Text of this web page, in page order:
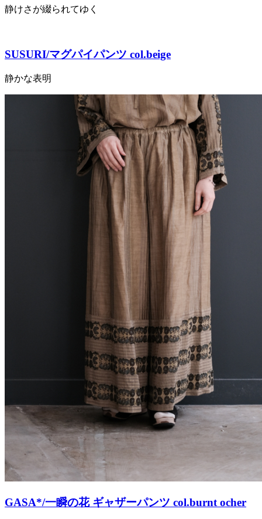
静けさが綴られてゆく
SUSURI/マグパイパンツ col.beige
静かな表明
GASA*/一瞬の花 ギャザーパンツ col.burnt ocher